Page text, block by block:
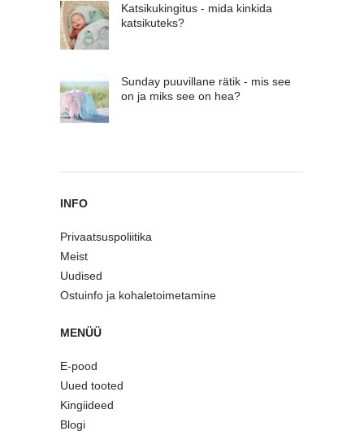
Katsikukingitus - mida kinkida
katsikuteks?
Sunday puuvillane rätik - mis see
on ja miks see on hea?
INFO
Privaatsuspoliitika
Meist
Uudised
Ostuinfo ja kohaletoimetamine
MENÜÜ
E-pood
Uued tooted
Kingiideed
Blogi